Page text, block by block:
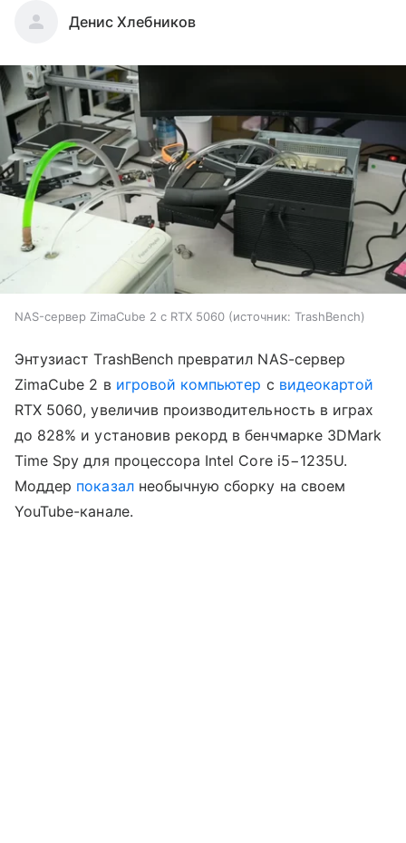
Денис Хлебников
NAS-сервер ZimaCube 2 с RTX 5060 источник: TrashBench
Энтузиаст TrashBench превратил NAS-сервер
ZimaCube 2 в игровой компьютер с видеокартой
RTX 5060, увеличив производительность в играх
до 828% и установив рекорд в бенчмарке 3DMark
Time Spy для процессора Intel Core i5−1235U.
Моддер показалнеобычную сборку на своем
YouTube-канале.